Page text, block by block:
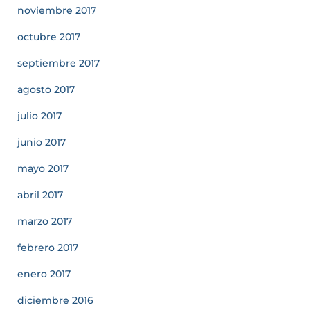
noviembre 2017
octubre 2017
septiembre 2017
agosto 2017
julio 2017
junio 2017
mayo 2017
abril 2017
marzo 2017
febrero 2017
enero 2017
diciembre 2016